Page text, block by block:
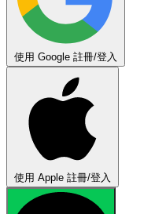
使用 Google 註冊/登入
使用 Apple 註冊/登入